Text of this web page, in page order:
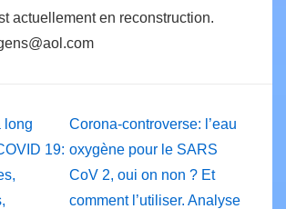
actuellement en reconstruction.
long
19:
Next
Post
is
Corona-controverse: l’eau
oxygène pour le SARS
CoV 2, oui on non ? Et
comment l’utiliser. Analyse